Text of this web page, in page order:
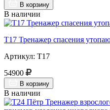
В корзину
В наличии
Т17 Тренажер спасения
Артикул: Т17
54900
В корзину
В наличии